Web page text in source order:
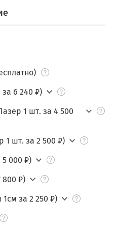
6 240 ₽)
1 шт. за 4 500
шт. за 2 500 ₽)
5 000 ₽)
800 ₽)
за 2 250 ₽)